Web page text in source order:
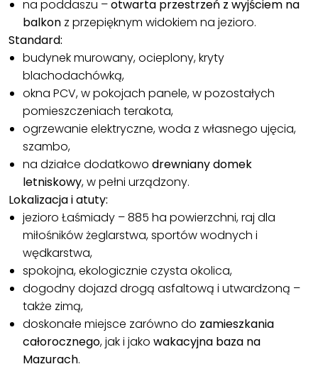
na poddaszu –otwarta przestrzeń z wyjściem na
balkon z przepięknym widokiem na jezioro.
Standard:
budynek murowany, ocieplony, kryty
blachodachówką,
okna PCV, w pokojach panele, w pozostałych
pomieszczeniach terakota,
ogrzewanie elektryczne, woda z własnego ujęcia,
szambo,
na działce dodatkowo drewniany domek
letniskowy, w pełni urządzony.
Lokalizacja i atuty:
jezioro Łaśmiady – 885 ha powierzchni, raj dla
miłośników żeglarstwa, sportów wodnych i
wędkarstwa,
spokojna, ekologicznie czysta okolica,
dogodny dojazd drogą asfaltową i utwardzoną –
także zimą,
doskonałe miejsce zarówno do zamieszkania
całorocznego, jak i jako wakacyjna baza na
Mazurach.